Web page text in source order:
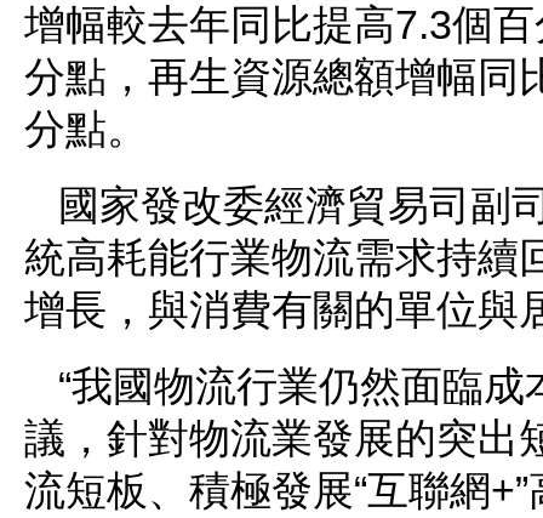
增幅較去年同比提高7.3個
分點，再生資源總額增幅同
分點。
國家發改委經濟貿易司副
統高耗能行業物流需求持續
增長，與消費有關的單位與
“我國物流行業仍然面臨
議，針對物流業發展的突出
流短板、積極發展“互聯網